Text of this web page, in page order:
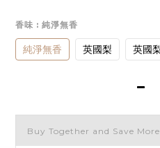
香味 : 純淨無香
純淨無香 英國梨 英國
Buy Together and Save More